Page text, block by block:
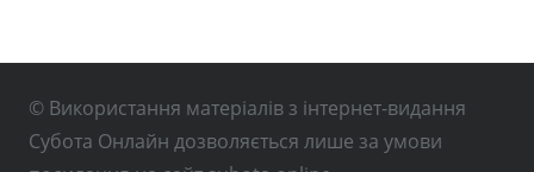
© Використання матеріалів з інтернет-видання
Субота Онлайн дозволяється лише за умови